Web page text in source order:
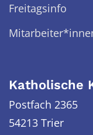
Freitagsinfo
Katholische
Postfach 2365
54213 Trier